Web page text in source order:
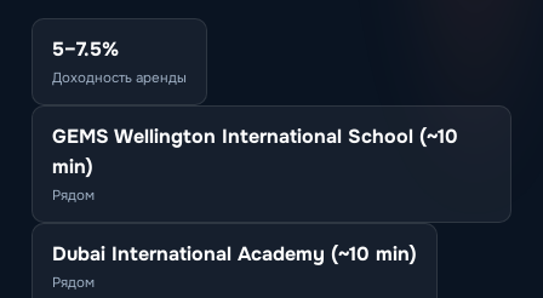
5–7.5%
Доходность аренды
GEMS Wellington International School (~10
min)
Рядом
Dubai International Academy (~10 min)
Рядом